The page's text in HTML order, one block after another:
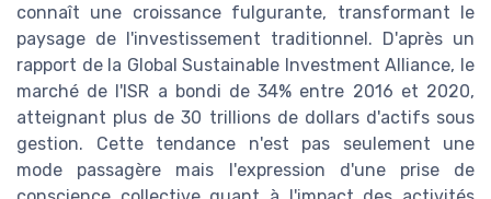
connaît une croissance fulgurante, transformant le
paysage de l'investissement traditionnel. D'après un
rapport de la Global Sustainable Investment Alliance, le
marché de l'ISR a bondi de 34% entre 2016 et 2020,
atteignant plus de 30 trillions de dollars d'actifs sous
gestion. Cette tendance n'est pas seulement une
mode passagère mais l'expression d'une prise de